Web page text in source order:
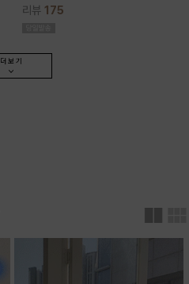
운 플리츠 스커트
리뷰 175
더보기